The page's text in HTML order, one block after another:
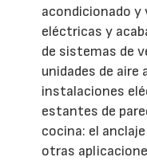
acondicionado
eléctricas y
de sistemas de
unidades de aire
instalaciones
estantes de
cocina: el
otras